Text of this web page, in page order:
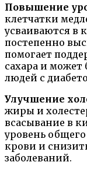
Повышение
клетчатки
усваиваются в
постепенно
помогает
сахара и
людей с
Улучшение
жиры и
всасывание в
уровень
крови и
заболеваний.